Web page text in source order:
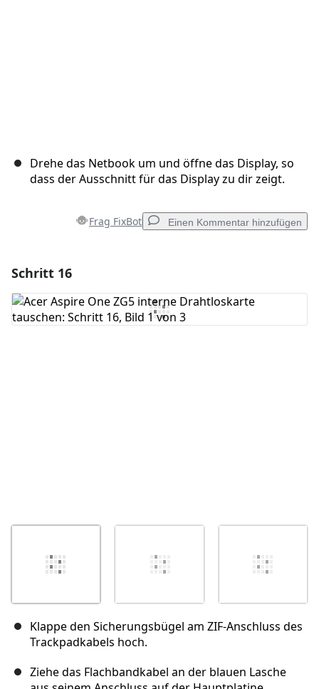
Drehe das Netbook um und öffne das Display, so
dass der Ausschnitt für das Display zu dir zeigt.
Frag FixBot Einen Kommentar hinzufügen
Kommentar hinzufügen
Schritt 16
Klappe den Sicherungsbügel am ZIF-Anschluss des
Trackpadkabels hoch.
Ziehe das Flachbandkabel an der blauen Lasche